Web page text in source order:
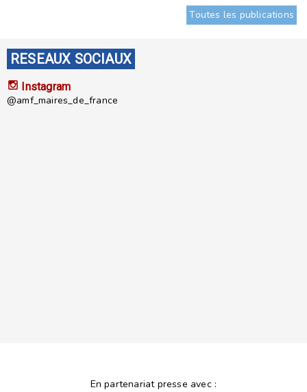
Toutes les publications
RESEAUX SOCIAUX
Instagram
@amf_maires_de_france
En partenariat presse avec :